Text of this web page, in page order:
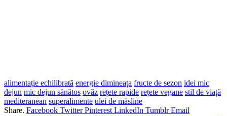
alimentație echilibrată energie dimineața fructe de sezon idei mic
dejun mic dejun sănătos ovăz rețete rapide rețete vegane stil de viață
mediteranean superalimente ulei de măsline
Share. Facebook Twitter Pinterest LinkedIn Tumblr Email